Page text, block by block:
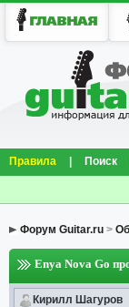
Правила Поиск
Форум Guitar.ru >
Enya Nova Go
Кирилл Шагуров